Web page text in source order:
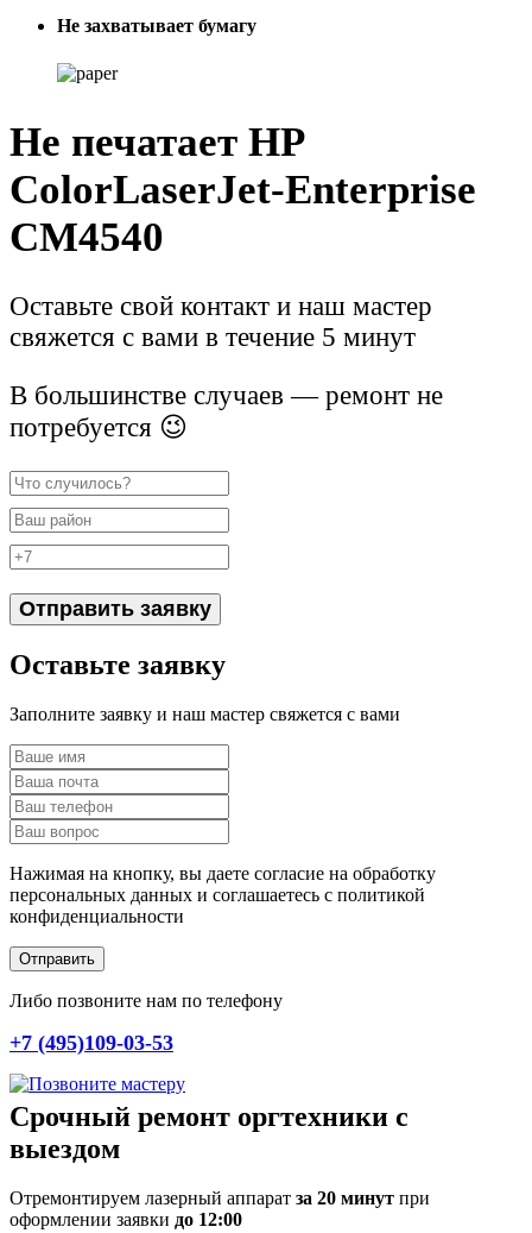
Не захватывает бумагу
Не печатает HP
ColorLaserJet-Enterprise
CM4540
Оставьте свой контакт и наш мастер
свяжется с вами в течение 5 минут
В большинстве случаев — ремонт не
потребуется 😉
Отправить заявку
Оставьте заявку
Заполните заявку и наш мастер свяжется с вами
Нажимая на кнопку, вы даете согласие на обработку
персональных данных и соглашаетесь c политикой
конфиденциальности
Отправить
Либо позвоните нам по телефону
+7 (495)109-03-53
Срочный ремонт оргтехники с
выездом
Отремонтируем лазерный аппарат за 20 минут при
оформлении заявки до 12:00